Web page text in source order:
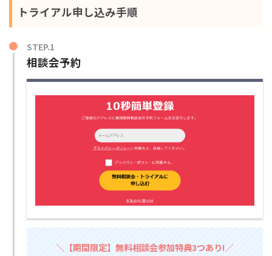
トライアル申し込み手順
STEP.1
相談会予約
＼【期間限定】無料相談会参加特典3つあり!／